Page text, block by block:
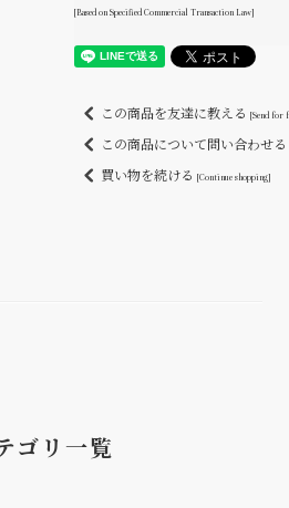
[Based on Specified Commercial Transaction Law]
この商品を友達に教える [Send for
この商品について問い合わせる
買い物を続ける [Continue shopping]
ゴリ一覧